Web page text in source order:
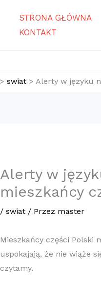
STRONA GŁÓWNA
KONTAKT
swiat Alerty w języku
Alerty w
mieszkańcy
/swiat / Przez master
Mieszkańcy części Polski
uspokajają, że nie wiąże
czytamy.